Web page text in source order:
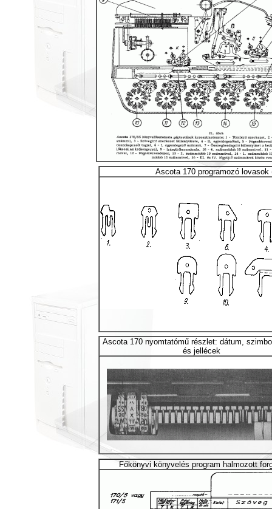
Ascota 170 programozó lovasok
Ascota 170 nyomtatómű részlet: dátum,
és jellécek
Főkönyvi könyvelés program halmozott